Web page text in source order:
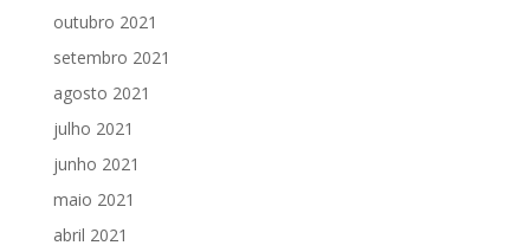
outubro 2021
setembro 2021
agosto 2021
julho 2021
junho 2021
maio 2021
abril 2021